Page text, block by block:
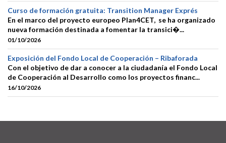
Curso de formación gratuita: Transition Manager Exprés
En el marco del proyecto europeo Plan4CET, se ha organizado
nueva formación destinada a fomentar la transici�...
01/10/2026
Exposición del Fondo Local de Cooperación – Ribaforada
Con el objetivo de dar a conocer a la ciudadanía el Fondo Local
de Cooperación al Desarrollo como los proyectos financ...
16/10/2026